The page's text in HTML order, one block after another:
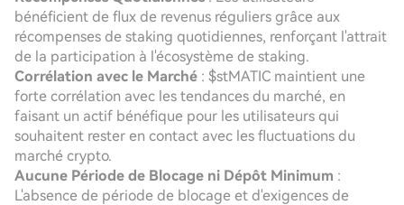
bénéficient de flux de revenus réguliers grâce aux
récompenses de staking quotidiennes, renforçant l'attrait
de la participation à l'écosystème de staking.
Corrélation avec le Marché : $stMATIC maintient une
forte corrélation avec les tendances du marché, en
faisant un actif bénéfique pour les utilisateurs qui
souhaitent rester en contact avec les fluctuations du
marché crypto.
Aucune Période de Blocage ni Dépôt Minimum :
L'absence de période de blocage et d'exigences de